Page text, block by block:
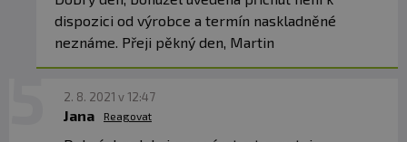
dispozici od výrobce a termín naskladněné
neznáme. Přeji pěkný den, Martin
2. 8. 2021 v 12:47
Jana Reagovat